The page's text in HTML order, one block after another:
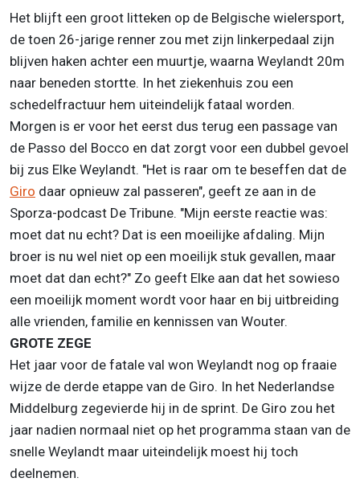
Het blijft een groot litteken op de Belgische wielersport,
de toen 26-jarige renner zou met zijn linkerpedaal zijn
blijven haken achter een muurtje, waarna Weylandt 20m
naar beneden stortte. In het ziekenhuis zou een
schedelfractuur hem uiteindelijk fataal worden.
Morgen is er voor het eerst dus terug een passage van
de Passo del Bocco en dat zorgt voor een dubbel gevoel
bij zus Elke Weylandt. "Het is raar om te beseffen dat de
Giro daar opnieuw zal passeren", geeft ze aan in de
Sporza-podcast De Tribune. "Mijn eerste reactie was:
moet dat nu echt? Dat is een moeilijke afdaling. Mijn
broer is nu wel niet op een moeilijk stuk gevallen, maar
moet dat dan echt?" Zo geeft Elke aan dat het sowieso
een moeilijk moment wordt voor haar en bij uitbreiding
alle vrienden, familie en kennissen van Wouter.
GROTE ZEGE
Het jaar voor de fatale val won Weylandt nog op fraaie
wijze de derde etappe van de Giro. In het Nederlandse
Middelburg zegevierde hij in de sprint. De Giro zou het
jaar nadien normaal niet op het programma staan van de
snelle Weylandt maar uiteindelijk moest hij toch
deelnemen.